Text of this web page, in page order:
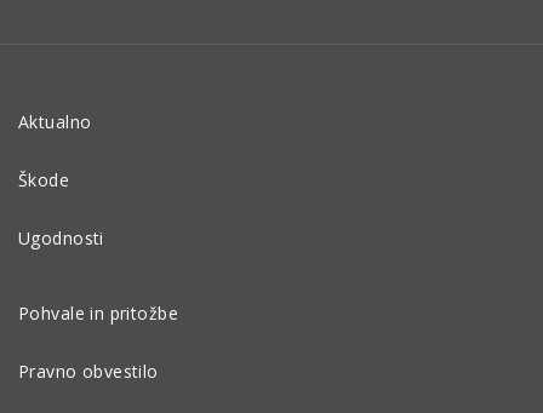
Aktualno
Škode
Ugodnosti
Pohvale in pritožbe
Pravno obvestilo